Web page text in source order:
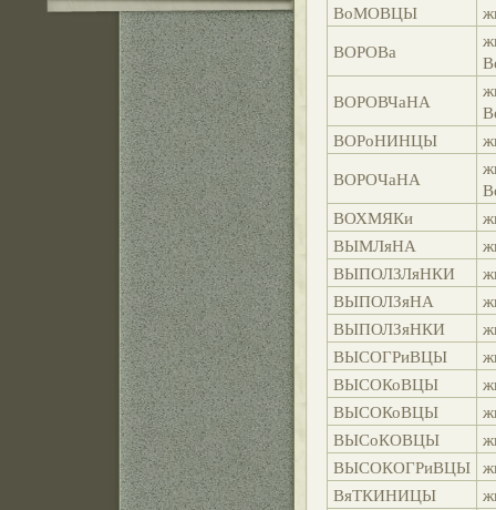
ВоМОВЦЫ
ВОРОВа
ВОРОВЧаНА
ВОРоНИНЦЫ
ВОРОЧаНА
ВОХМЯКи
ВЫМЛяНА
ВЫПОЛЗЛяНКИ
ВЫПОЛЗяНА
ВЫПОЛЗяНКИ
ВЫСОГРиВЦЫ
ВЫСОКоВЦЫ
ВЫСОКоВЦЫ
ВЫСоКОВЦЫ
ВЫСОКОГРиВЦЫ
ВяТКИНИЦЫ